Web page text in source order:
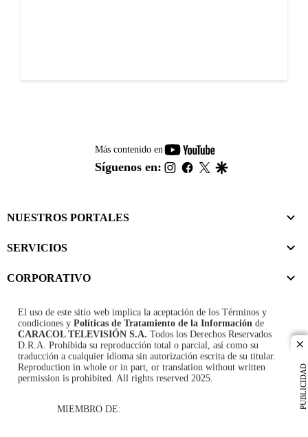
PUBLICIDAD
Más contenido en
youtube-
footer
Síguenos en: instagram
facebook
twitter
NUESTROS PORTALES
SERVICIOS
CORPORATIVO
El uso de este sitio web implica la aceptación de los Términos y
condiciones y Políticas de Tratamiento de la Información de
CARACOL TELEVISIÓN S.A. Todos los Derechos Reservados
D.R.A. Prohibida su reproducción total o parcial, así como su
traducción a cualquier idioma sin autorización escrita de su titular.
Reproduction in whole or in part, or translation without written
permission is prohibited. All rights reserved 2025.
MIEMBRO DE: